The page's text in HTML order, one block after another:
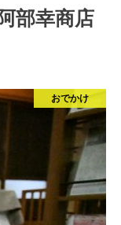
部幸商店
おでかけ